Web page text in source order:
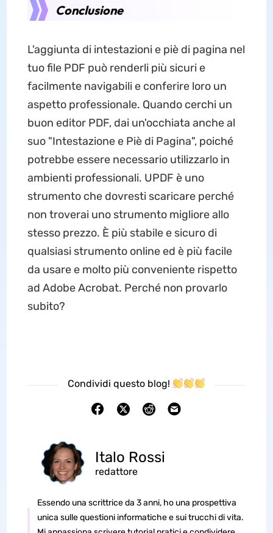
Conclusione
L'aggiunta di intestazioni e piè di pagina nel
tuo file PDF può renderli più sicuri e
facilmente navigabili e conferire loro un
aspetto professionale. Quando cerchi un
buon editor PDF, dai un'occhiata anche al
suo "Intestazione e Piè di Pagina", poiché
potrebbe essere necessario utilizzarlo in
ambienti professionali. UPDF è uno
strumento che dovresti scaricare perché
non troverai uno strumento migliore allo
stesso prezzo. È più stabile e sicuro di
qualsiasi strumento online ed è più facile
da usare e molto più conveniente rispetto
ad Adobe Acrobat. Perché non provarlo
subito?
Condividi questo blog!
Italo Rossi
redattore
Essendo una scrittrice da 3 anni, ho una prospettiva
unica sulle questioni informatiche e sui trucchi di vita.